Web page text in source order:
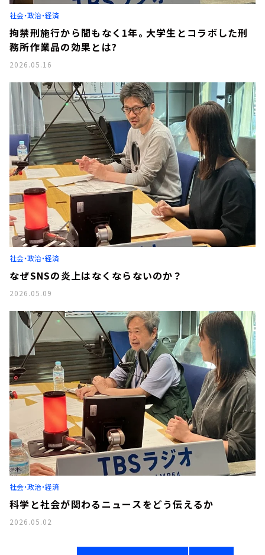
社会・政治・経済
拘禁刑施行から間もなく1年。大学生とコラボした刑
務所作業品の効果とは?
2026.05.16
社会・政治・経済
なぜSNSの炎上はなくならないのか？
2026.05.09
社会・政治・経済
科学と社会が関わるニュースをどう伝えるか
2026.05.02